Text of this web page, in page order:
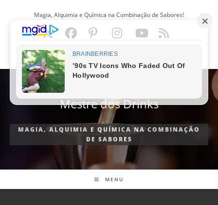
Magia, Alquimia e Química na Combinação de Sabores!
PORTUGUÊS
Mestre dos Drinks
MAGIA, ALQUIMIA E QUÍMICA NA COMBINAÇÃO
DE SABORES
MENU